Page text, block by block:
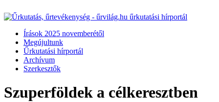
Írások 2025 novemberétől
Megújultunk
Űrkutatási hírportál
Archívum
Szerkesztők
Szuperföldek a célkeresztben